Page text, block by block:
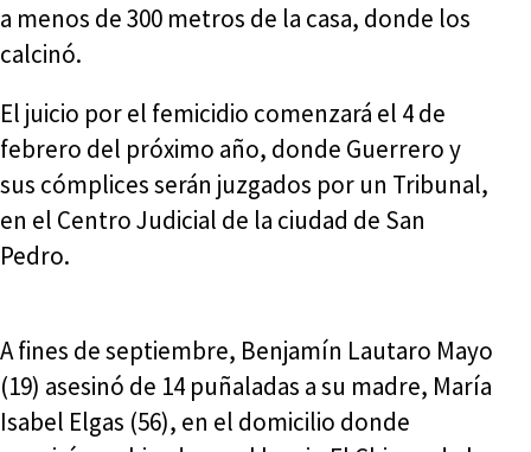
a menos de 300 metros de la casa, donde los
calcinó.
El juicio por el femicidio comenzará el 4 de
febrero del próximo año, donde Guerrero y
sus cómplices serán juzgados por un Tribunal,
en el Centro Judicial de la ciudad de San
Pedro.
A fines de septiembre, Benjamín Lautaro Mayo
(19) asesinó de 14 puñaladas a su madre, María
Isabel Elgas (56), en el domicilio donde